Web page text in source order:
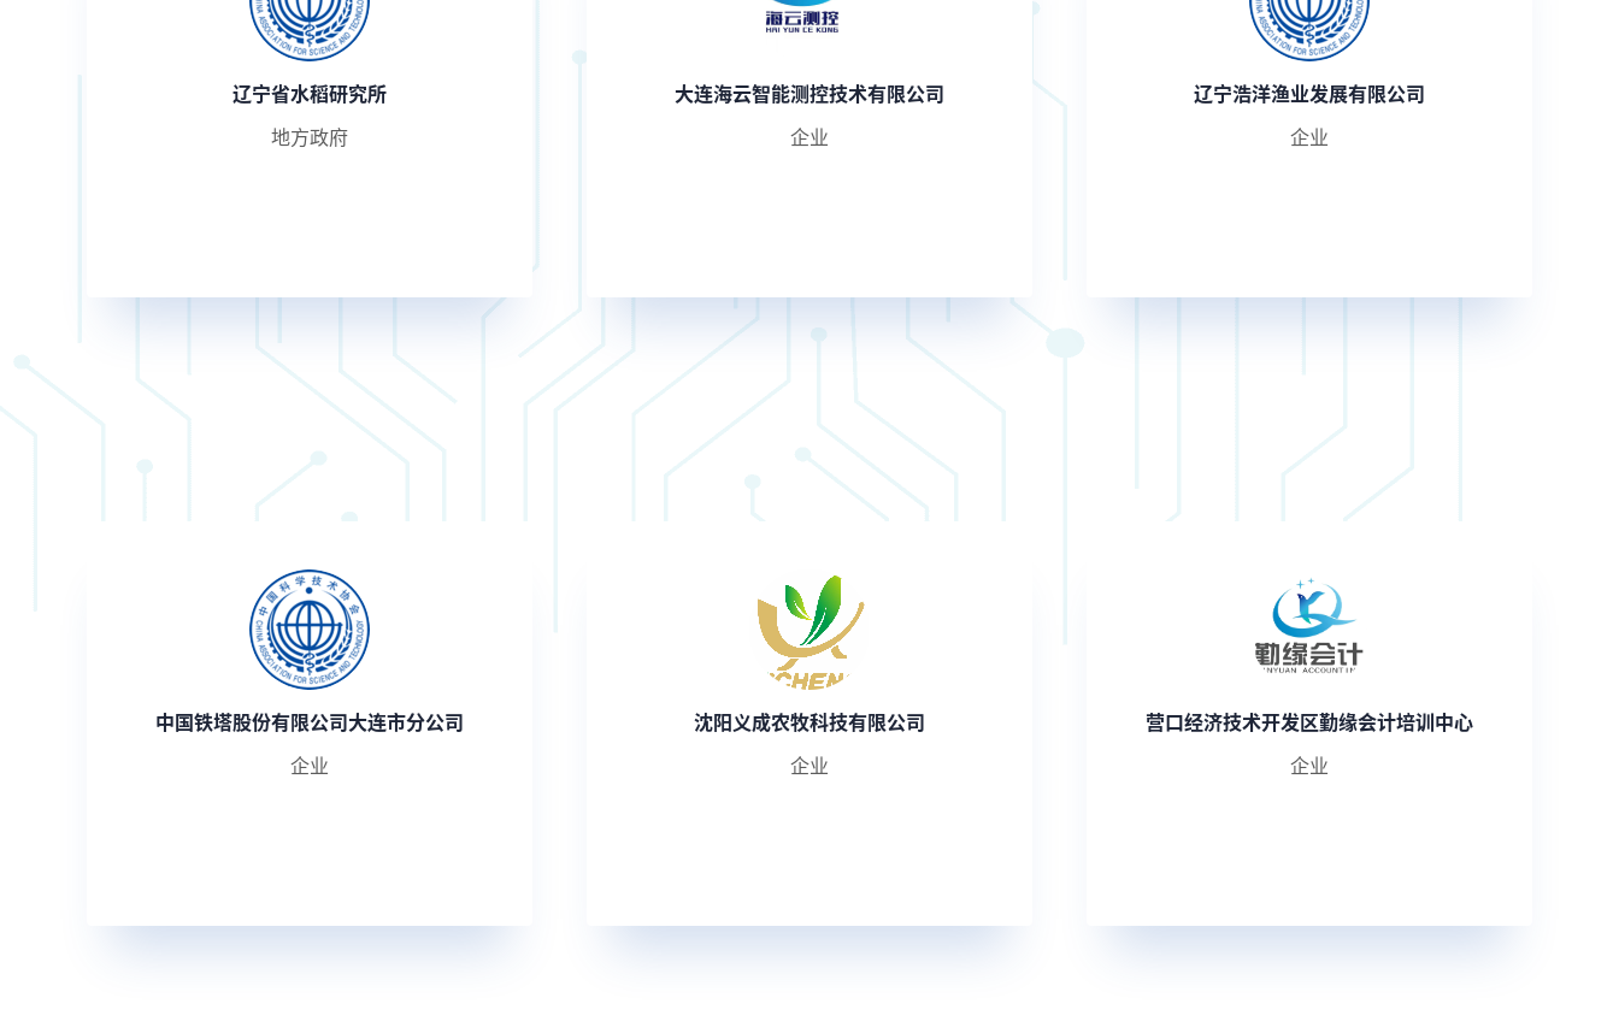
辽宁省水稻研究所
地方政府
大连海云智能测控技术有限公司
企业
辽宁浩洋渔业发展有限公司
企业
中国铁塔股份有限公司大连市分公司
企业
沈阳义成农牧科技有限公司
企业
营口经济技术开发区勤缘会计培训中心
企业